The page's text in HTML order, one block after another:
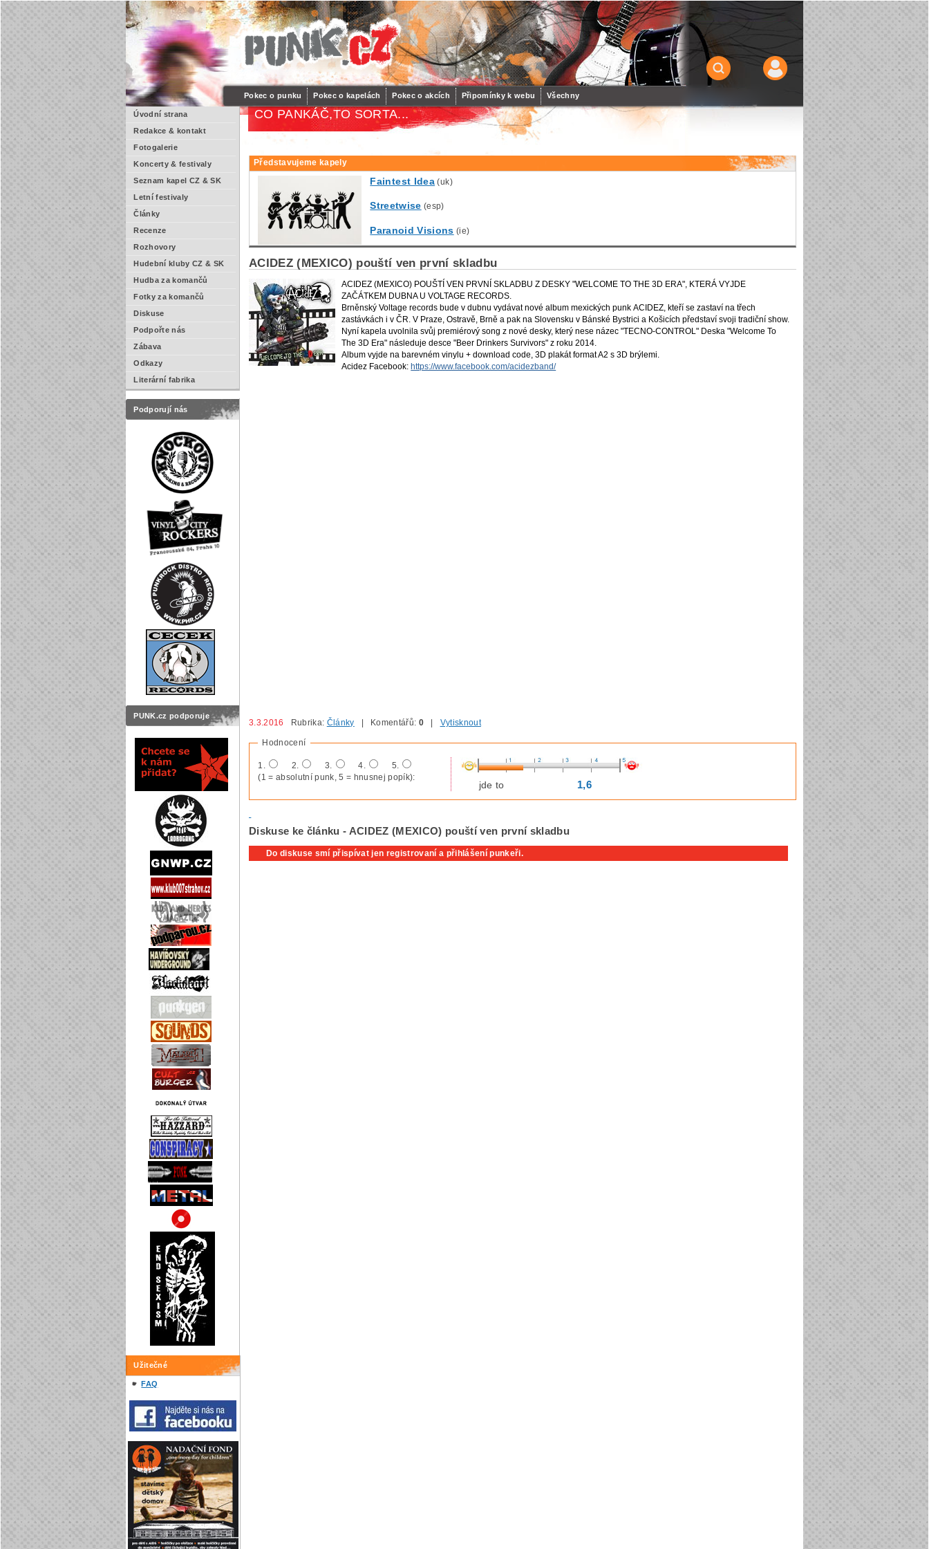
Pokec o punku Pokec o kapelách Pokec o akcích Připomínky k webu Všechny
Úvodní strana
Redakce & kontakt
Fotogalerie
Koncerty & festivaly
Seznam kapel CZ & SK
Letní festivaly
Články
Recenze
Rozhovory
Hudební kluby CZ & SK
Hudba za komančů
Fotky za komančů
Diskuse
Podpořte nás
Zábava
Odkazy
Literární fabrika
Podporují nás
PUNK.cz podporuje
CO PANKÁČ,TO SORTA...
Užitečné
FAQ
Představujeme kapely
Faintest Idea (uk)
Streetwise (esp)
Paranoid Visions (ie)
ACIDEZ (MEXICO) pouští ven první skladbu
ACIDEZ (MEXICO) POUŠTÍ VEN PRVNÍ SKLADBU Z DESKY "WELCOME TO THE 3D ERA", KTERÁ VYJDE
ZAČÁTKEM DUBNA U VOLTAGE RECORDS.
Brněnský Voltage records bude v dubnu vydávat nové album mexických punk ACIDEZ, kteří se zastaví na třech
zastávkách i v ČR. V Praze, Ostravě, Brně a pak na Slovensku v Bánské Bystrici a Košicích představí svoji tradiční show.
Nyní kapela uvolnila svůj premiérový song z nové desky, který nese názec "TECNO-CONTROL" Deska "Welcome To
The 3D Era" následuje desce "Beer Drinkers Survivors" z roku 2014.
Album vyjde na barevném vinylu + download code, 3D plakát format A2 s 3D brýlemi.
Acidez Facebook: https://www.facebook.com/acidezband/
3.3.2016 Rubrika: Články | Komentářů: 0 | Vytisknout
Hodnocení
1. 2. 3. 4.
5.
(1 = absolutní punk, 5 = hnusnej popík):
jde to 1,6
Diskuse ke článku - ACIDEZ (MEXICO) pouští ven první skladbu
Do diskuse smí přispívat jen registrovaní a přihlášení punkeři.